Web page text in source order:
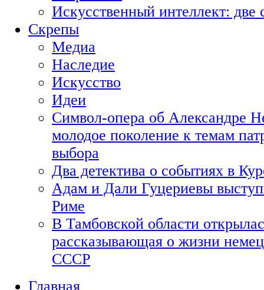
Искусственный интеллект:
Скрепы
Медиа
Наследие
Искусство
Идеи
Символ-опера об Александре
молодое поколение к темам
выбора
Два детектива о событиях в
Адам и Дали Гуцериевы
Риме
В Тамбовской области
рассказывающая о жизни
СССР
Главная